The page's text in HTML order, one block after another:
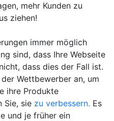
mehr Kunden zu
ziehen!
immer möglich
sind, dass Ihre Webseite
dass dies der Fall ist.
Wettbewerber an, um
ihre Produkte
Sie, sie zu verbessern. Es
und je früher ein